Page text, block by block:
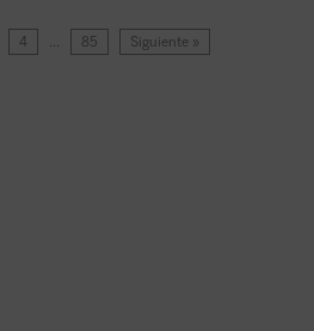
4 … 85 Siguiente »